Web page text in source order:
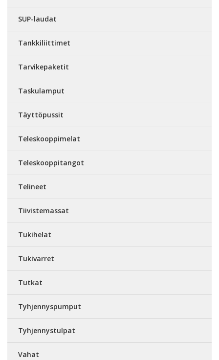
SUP-laudat
Tankkiliittimet
Tarvikepaketit
Taskulamput
Täyttöpussit
Teleskooppimelat
Teleskooppitangot
Telineet
Tiivistemassat
Tukihelat
Tukivarret
Tutkat
Tyhjennyspumput
Tyhjennystulpat
Vahat